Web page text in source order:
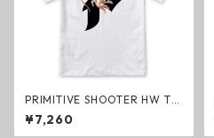
PRIMITIVE SHOOTER HW TE
E WHITE ヘビーウェイトTシ
ャツ ホワイト プリミティブ
¥7,260